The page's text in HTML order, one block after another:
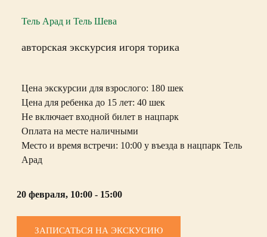
Тель Арад и Тель Шева
авторская экскурсия игоря торика
Цена экскурсии для взрослого: 180 шек
Цена для ребенка до 15 лет: 40 шек
Не включает входной билет в нацпарк
Оплата на месте наличными
Место и время встречи: 10:00 у въезда в нацпарк Тель
Арад
20 февраля, 10:00 - 15:00
ЗАПИСАТЬСЯ НА ЭКСКУСИЮ